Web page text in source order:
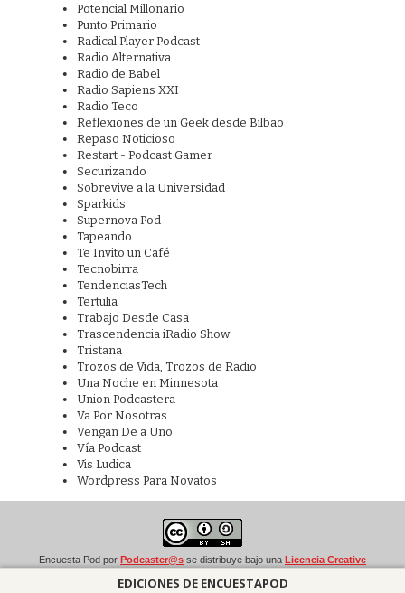
EDICIONES DE ENCUESTAPOD
Potencial Millonario
Punto Primario
Radical Player Podcast
Radio Alternativa
Radio de Babel
Radio Sapiens XXI
Radio Teco
Reflexiones de un Geek desde Bilbao
Repaso Noticioso
Restart - Podcast Gamer
Securizando
Sobrevive a la Universidad
Sparkids
Supernova Pod
Tapeando
Te Invito un Café
Tecnobirra
TendenciasTech
Tertulia
Trabajo Desde Casa
Trascendencia iRadio Show
Tristana
Trozos de Vida, Trozos de Radio
Una Noche en Minnesota
Union Podcastera
Va Por Nosotras
Vengan De a Uno
Vía Podcast
Vis Ludica
Wordpress Para Novatos
Encuesta Pod por Podcaster@s se distribuye bajo una Licencia Creative